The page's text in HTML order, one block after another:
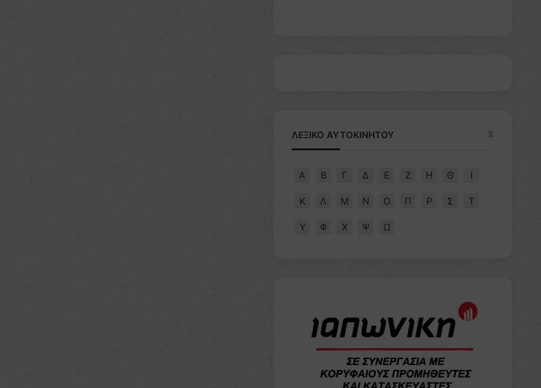
ΛΕΞΙΚΟ ΑΥΤΟΚΙΝΗΤΟΥ
Α Β Γ Δ Ε Ζ Η Θ Ι
Κ Λ Μ Ν Ο Π Ρ Σ Τ
Υ Φ Χ Ψ Ω